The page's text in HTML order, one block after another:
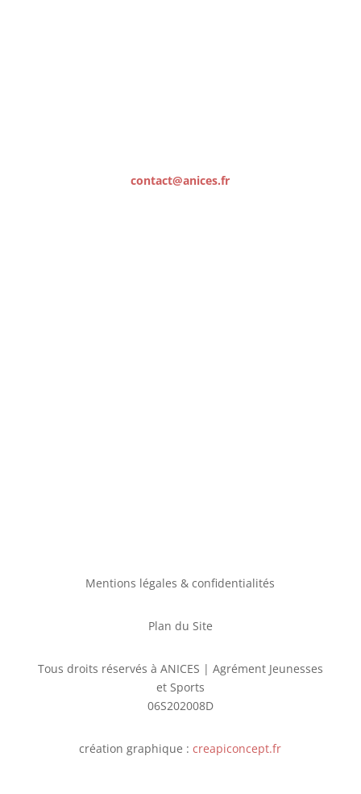
contact@anices.fr
Mentions légales & confidentialités
Plan du Site
Tous droits réservés à ANICES | Agrément Jeunesses
et Sports
06S202008D
création graphique :creapiconcept.fr